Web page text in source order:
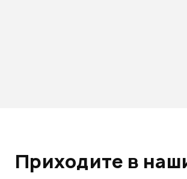
Приходите в